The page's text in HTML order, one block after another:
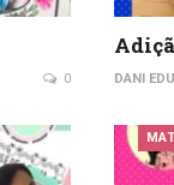
0 DANI